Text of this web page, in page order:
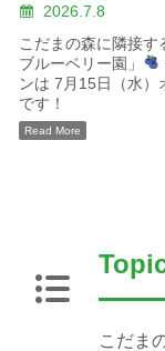
2026.7.8
こだまの森に隣接す
ブルーベリー園」
ンは 7月15日（水）
です！
Read More
こだま